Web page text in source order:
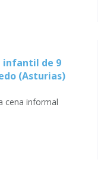
infantil de 9
(Asturias)
cena informal